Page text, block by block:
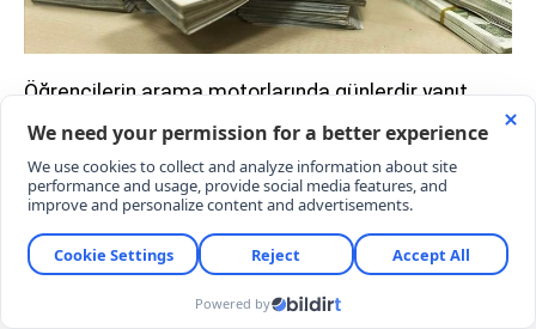
Öğrencilerin arama motorlarında günlerdir yanıt
aradığı "YÖK bursu ne kadar?", "YÖK başarı bursu
kimlere verilir?" ve "Hangi bölümler YÖK bursu
alabilir?" soruları netlik kazandı. Seçkin devlet
üniversitelerinin Fen fakültelerine ilk üç dereceyle
giren şanslı öğrencilere, lisans eğitimleri boyunca
aylık 6.000 TL karşılıksız burs desteği sağlanacak.